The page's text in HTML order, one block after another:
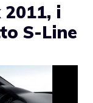
i
S-Line